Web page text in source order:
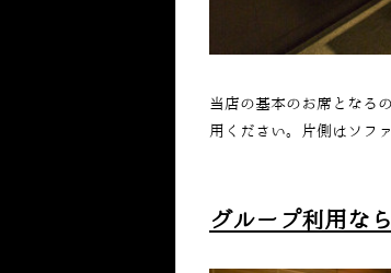
当店の基本のお席となる
用ください。片側はソフ
グループ利用なら